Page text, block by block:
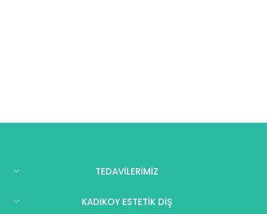
TEDAVİLERİMİZ
KADIKOY ESTETİK DİŞ